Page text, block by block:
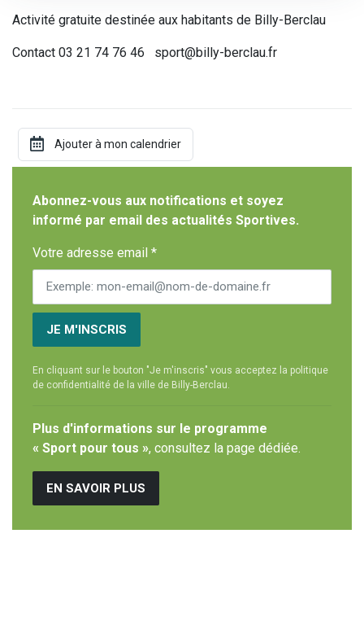
Activité gratuite destinée aux habitants de Billy-Berclau
Contact 03 21 74 76 46 sport@billy-berclau.fr
Abonnez-vous aux notifications et soyez
informé par email des actualités Sportives.
Votre adresse email *
JE M'INSCRIS
En cliquant sur le bouton "Je m'inscris" vous acceptez la politique
de confidentialité de la ville de Billy-Berclau.
Plus d'informations sur le programme
« Sport pour tous », consultez la page dédiée.
EN SAVOIR PLUS